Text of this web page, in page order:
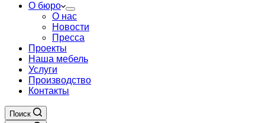
О бюро
О нас
Новости
Пресса
Проекты
Наша мебель
Услуги
Производство
Контакты
Поиск